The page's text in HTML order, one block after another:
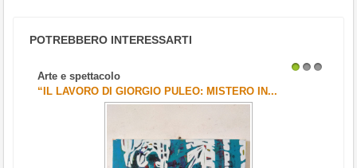
POTREBBERO INTERESSARTI
Arte e spettacolo
“IL LAVORO DI GIORGIO PULEO: MISTERO IN...